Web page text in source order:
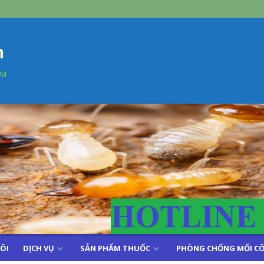
DỊCH VỤ SẢN PHẨM THUỐC PHÒNG CHỐNG MỐI